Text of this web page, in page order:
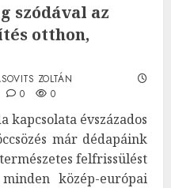
szódával az
otthon,
ZOLTÁN
0 0
kapcsolata évszázados
már dédapáink
felfrissülést
közép-európai